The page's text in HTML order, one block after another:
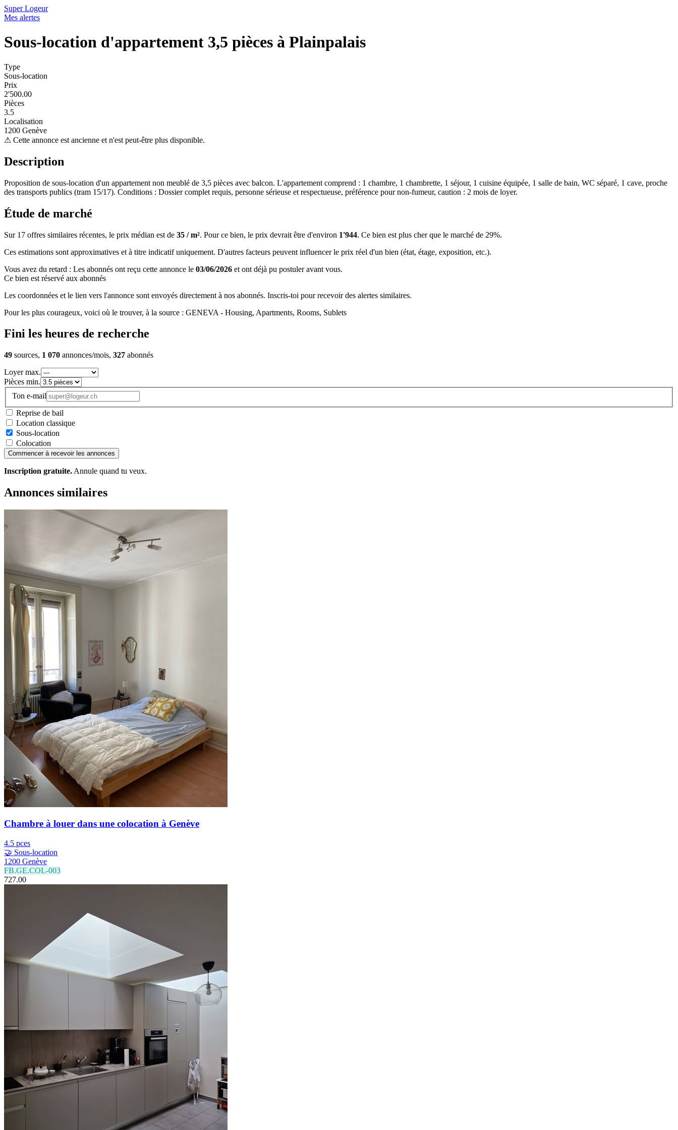
Super Logeur
Mes alertes
Sous-location d'appartement 3,5 pièces à Plainpalais
Type
Sous-location
Prix
2'500.00
Pièces
3.5
Localisation
1200 Genève
⚠ Cette annonce est ancienne et n'est peut-être plus disponible.
Description
Proposition de sous-location d'un appartement non meublé de 3,5 pièces avec balcon. L'appartement comprend : 1 chambre, 1 chambrette, 1 séjour, 1 cuisine équipée, 1 salle de bain, WC séparé, 1 cave, proche
des transports publics (tram 15/17). Conditions : Dossier complet requis, personne sérieuse et respectueuse, préférence pour non-fumeur, caution : 2 mois de loyer.
Étude de marché
Sur 17 offres similaires récentes, le prix médian est de 35 / m². Pour ce bien, le prix devrait être d'environ 1'944. Ce bien est plus cher que le marché de 29%.
Ces estimations sont approximatives et à titre indicatif uniquement. D'autres facteurs peuvent influencer le prix réel d'un bien (état, étage, exposition, etc.).
Vous avez du retard : Les abonnés ont reçu cette annonce le 03/06/2026 et ont déjà pu postuler avant vous.
Ce bien est réservé aux abonnés
Les coordonnées et le lien vers l'annonce sont envoyés directement à nos abonnés. Inscris-toi pour recevoir des alertes similaires.
Pour les plus courageux, voici où le trouver, à la source : GENEVA - Housing, Apartments, Rooms, Sublets
Fini les heures de recherche
49 sources, 1 070 annonces/mois, 327 abonnés
Loyer max.
Pièces min.
Ton e-mail
Reprise de bail
Location classique
Sous-location
Colocation
Commencer à recevoir les annonces
Inscription gratuite. Annule quand tu veux.
Annonces similaires
Chambre à louer dans une colocation à Genève
4.5 pces
🤝 Sous-location
1200 Genève
FB.GE.COL-003
727.00